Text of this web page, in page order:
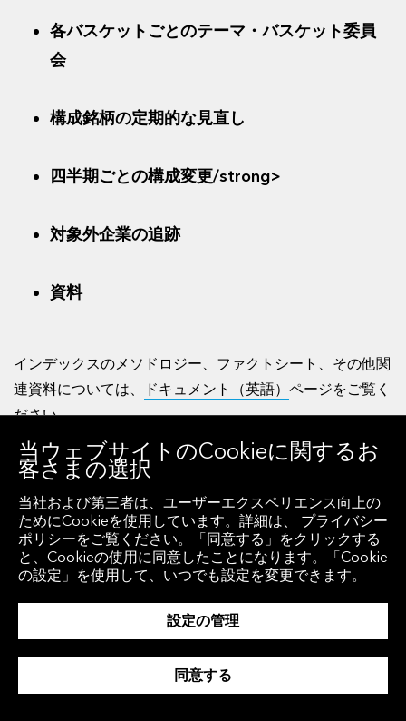
各バスケットごとのテーマ・バスケット委員
会
構成銘柄の定期的な見直し
四半期ごとの構成変更/strong>
対象外企業の追跡
資料
インデックスのメソドロジー、ファクトシート、その他関
連資料については、
ドキュメント（英語）ページをご覧く
ださい。
ブルームバーグ・テーマ型インデ
ックス
私たちの生活、働き方、コミュニケーションの基盤を変革
する可能性を持つメガトレンドを捉えるインデックス群で
当ウェブサイトのCookieに関するお
客さまの選択
当社および第三者は、ユーザーエクスペリエンス向上の
ためにCookieを使用しています。詳細は、 プライバシー
ポリシーをご覧ください。「同意する」をクリックする
と、Cookieの使用に同意したことになります。「Cookie
の設定」を使用して、いつでも設定を変更できます。
設定の管理
同意する